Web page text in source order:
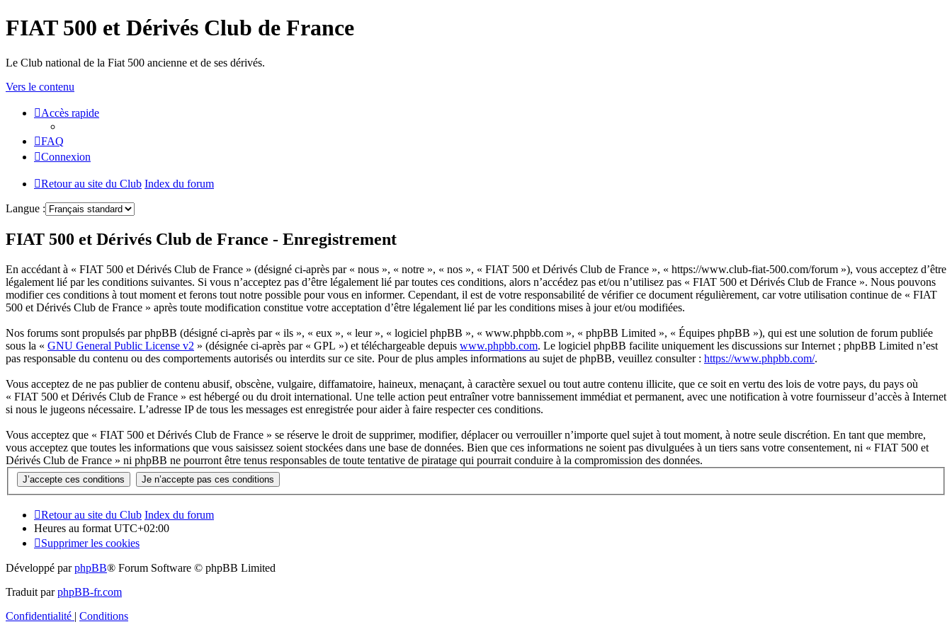
FIAT 500 et Dérivés Club de France
Le Club national de la Fiat 500 ancienne et de ses dérivés.
Vers le contenu
Accès rapide
FAQ
Connexion
Retour au site du Club Index du forum
Langue :
FIAT 500 et Dérivés Club de France - Enregistrement
En accédant à « FIAT 500 et Dérivés Club de France » (désigné ci-après par « nous », « notre », « nos », « FIAT 500 et Dérivés Club de France », « https://www.club-fiat-500.com/forum »), vous acceptez d’être
légalement lié par les conditions suivantes. Si vous n’acceptez pas d’être légalement lié par toutes ces conditions, alors n’accédez pas et/ou n’utilisez pas « FIAT 500 et Dérivés Club de France ». Nous pouvons
modifier ces conditions à tout moment et ferons tout notre possible pour vous en informer. Cependant, il est de votre responsabilité de vérifier ce document régulièrement, car votre utilisation continue de « FIAT
500 et Dérivés Club de France » après toute modification constitue votre acceptation d’être légalement lié par les conditions mises à jour et/ou modifiées.
Nos forums sont propulsés par phpBB (désigné ci-après par « ils », « eux », « leur », « logiciel phpBB », « www.phpbb.com », « phpBB Limited », « Équipes phpBB »), qui est une solution de forum publiée
sous la « GNU General Public License v2 » (désignée ci-après par « GPL ») et téléchargeable depuis www.phpbb.com. Le logiciel phpBB facilite uniquement les discussions sur Internet ; phpBB Limited n’est
pas responsable du contenu ou des comportements autorisés ou interdits sur ce site. Pour de plus amples informations au sujet de phpBB, veuillez consulter : https://www.phpbb.com/.
Vous acceptez de ne pas publier de contenu abusif, obscène, vulgaire, diffamatoire, haineux, menaçant, à caractère sexuel ou tout autre contenu illicite, que ce soit en vertu des lois de votre pays, du pays où
« FIAT 500 et Dérivés Club de France » est hébergé ou du droit international. Une telle action peut entraîner votre bannissement immédiat et permanent, avec une notification à votre fournisseur d’accès à Internet
si nous le jugeons nécessaire. L’adresse IP de tous les messages est enregistrée pour aider à faire respecter ces conditions.
Vous acceptez que « FIAT 500 et Dérivés Club de France » se réserve le droit de supprimer, modifier, déplacer ou verrouiller n’importe quel sujet à tout moment, à notre seule discrétion. En tant que membre,
vous acceptez que toutes les informations que vous saisissez soient stockées dans une base de données. Bien que ces informations ne soient pas divulguées à un tiers sans votre consentement, ni « FIAT 500 et
Dérivés Club de France » ni phpBB ne pourront être tenus responsables de toute tentative de piratage qui pourrait conduire à la compromission des données.
Retour au site du Club Index du forum
Heures au format UTC+02:00
Supprimer les cookies
Développé parphpBB® Forum Software © phpBB Limited
Traduit parphpBB-fr.com
Confidentialité | Conditions